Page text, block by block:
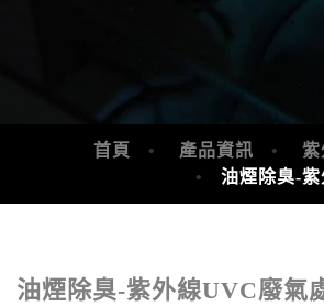
首頁 產品資訊
油煙除臭-
油煙除臭-紫外線UVC廢氣